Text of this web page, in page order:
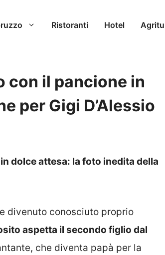
Ristoranti Hotel
con il pancione in
per Gigi D’Alessio
dolce attesa: la foto inedita della
divenuto conosciuto proprio
aspetta il secondo figlio dal
che diventa papà per la